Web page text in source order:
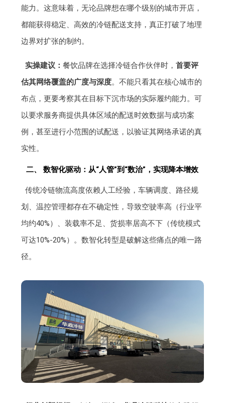
能力。这意味着，无论品牌想在哪个级别的城市开店，
都能获得稳定、高效的冷链配送支持，真正打破了地理
边界对扩张的制约。
实操建议： 餐饮品牌在选择冷链合作伙伴时， 首要评
估其网络覆盖的广度与深度。不能只看其在核心城市的
布点，更要考察其在目标下沉市场的实际履约能力。可
以要求服务商提供具体区域的配送时效数据与成功案
例，甚至进行小范围的试配送，以验证其网络承诺的真
实性。
二、 数智化驱动：从“人管”到“数治”，实现降本增效
传统冷链物流高度依赖人工经验，车辆调度、路径规
划、温控管理都存在不确定性，导致空驶率高（行业平
均约40%）、装载率不足、货损率居高不下（传统模式
可达10%-20%）。数智化转型是破解这些痛点的唯一路
径。